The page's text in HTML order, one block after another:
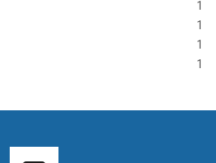
1
1
1
1